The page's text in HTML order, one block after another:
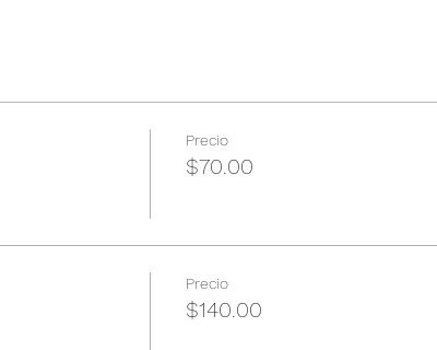
Precio
$70.00
Precio
$140.00